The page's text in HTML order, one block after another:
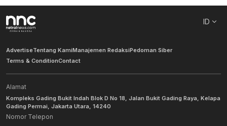
ID
AdvertiseTentang KamiManajemen RedaksiPedoman Siber
Terms & ConditionContact
Alamat
Kompleks Gading Bukit Indah Blok D No 18, Jalan Bukit Gading Raya, Kelapa
Gading Permai, Jakarta Utara, 14240
Nomor Telepon